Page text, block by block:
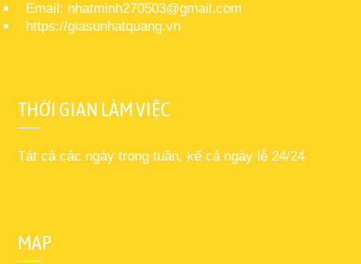
Email: nhatminh270503@gmail.com
https://giasunhatquang.vn
THỜI GIAN LÀM VIỆC
Tát cả các ngày trong tuần, kể cả ngày lễ 24/24
MAP